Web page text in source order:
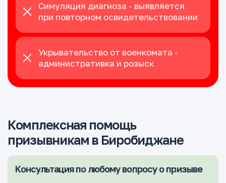
Симуляция диагноза - выявляется
при повторном освидетельствовании
Укрывательство от военкомата -
административка и розыск
Комплексная помощь
призывникам в Биробиджане
Консультация по любому вопросу о призыве